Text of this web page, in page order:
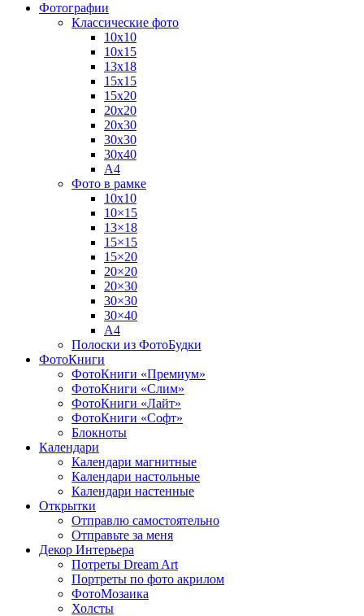
Фотографии
Классические фото
10х10
10х15
13х18
15х15
15х20
20х20
20х30
30х30
30х40
А4
Фото в рамке
10х10
10×15
13×18
15×15
15×20
20×20
20×30
30×30
30×40
A4
Полоски из ФотоБудки
ФотоКниги
ФотоКниги «Премиум»
ФотоКниги «Слим»
ФотоКниги «Лайт»
ФотоКниги «Софт»
Блокноты
Календари
Календари магнитные
Календари настольные
Календари настенные
Открытки
Отправлю самостоятельно
Отправьте за меня
Декор Интерьера
Потреты Dream Art
Портреты по фото акрилом
ФотоМозаика
Холсты